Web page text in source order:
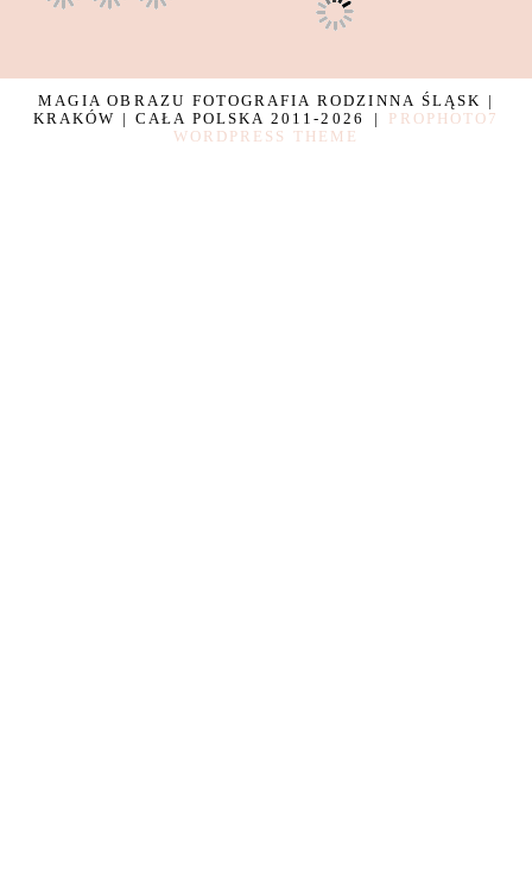
MAGIA OBRAZU FOTOGRAFIA RODZINNA ŚLĄSK |
KRAKÓW | CAŁA POLSKA 2011-2026
|
PROPHOTO7
WORDPRESS THEME